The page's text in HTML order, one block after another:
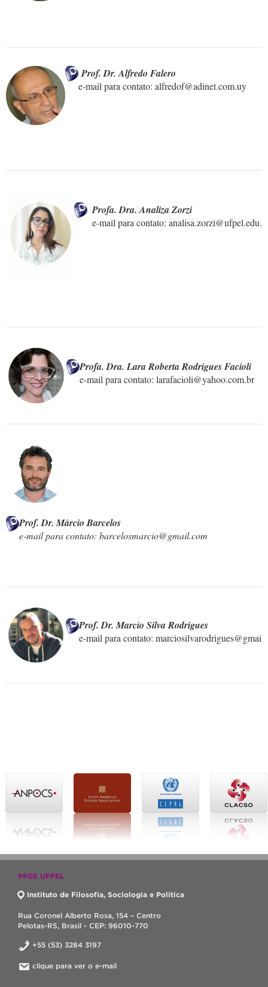
Prof. Dr. Alfredo Falero
Profa. Dra. Analiza Zorzi
e-mail para contato:
Profa. Dra. Lara Roberta Rodrigues Facioli
e-mail para contato: larafacioli@yahoo.com.br
Prof. Dr. Márcio Barcelos
e-mail para contato: barcelosmarcio@gmail.com
e-mail para contato:
PPGS UFPEL
Instituto de Filosofia, Sociologia e Política
Rua Coronel Alberto Rosa, 154 – Centro
Pelotas-RS, Brasil - CEP: 96010-770
+55 (53) 3284 3197
clique para ver o e-mail